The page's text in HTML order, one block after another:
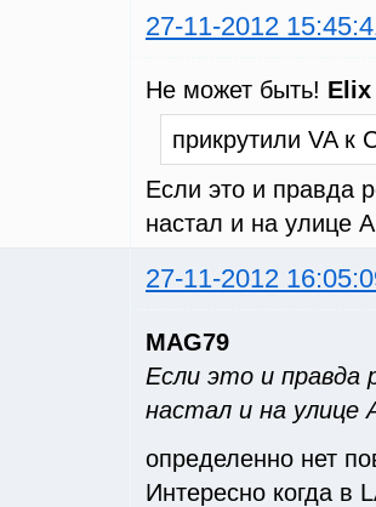
27-11-2012
Не может быть! Elix
прикрутили VA к
Если это и правда
настал и на улице
27-11-2012
MAG79
Если это и правда
настал и на улице
определенно нет
Интересно когда в